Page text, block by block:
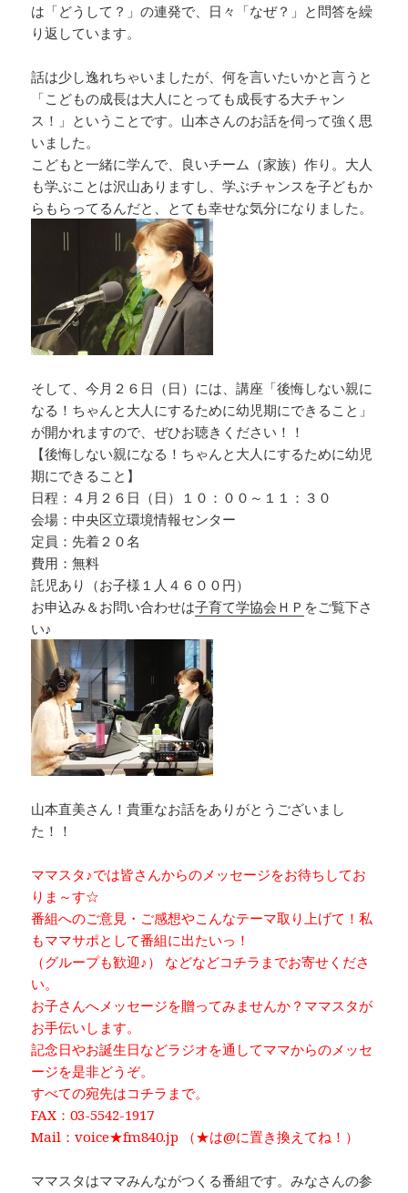
は「どうして？」の連発で、日々「なぜ？」と問答を繰
り返しています。
話は少し逸れちゃいましたが、何を言いたいかと言うと
「こどもの成長は大人にとっても成長する大チャン
ス！」ということです。山本さんのお話を伺って強く思
いました。
こどもと一緒に学んで、良いチーム（家族）作り。大人
も学ぶことは沢山ありますし、学ぶチャンスを子どもか
らもらってるんだと、とても幸せな気分になりました。
そして、今月２６日（日）には、講座「後悔しない親に
なる！ちゃんと大人にするために幼児期にできること」
が開かれますので、ぜひお聴きください！！
【後悔しない親になる！ちゃんと大人にするために幼児
期にできること】
日程：４月２６日（日）１０：００～１１：３０
会場：中央区立環境情報センター
定員：先着２０名
費用：無料
託児あり（お子様１人４６００円）
お申込み＆お問い合わせは子育て学協会ＨＰ をご覧下さ
い♪
山本直美さん！貴重なお話をありがとうございまし
た！！
ママスタ♪では皆さんからのメッセージをお待ちしてお
りま～す☆
番組へのご意見・ご感想やこんなテーマ取り上げて！私
もママサポとして番組に出たいっ！
（グループも歓迎♪） などなどコチラまでお寄せくださ
い。
お子さんへメッセージを贈ってみませんか？ママスタが
お手伝いします。
記念日やお誕生日などラジオを通してママからのメッセ
ージを是非どうぞ。
すべての宛先はコチラまで。
FAX：03-5542-1917
Mail：voice★fm840.jp （★は@に置き換えてね！）
ママスタはママみんながつくる番組です。みなさんの参